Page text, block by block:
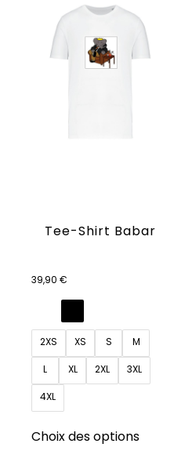
Tee-Shirt Babar
39,90 €
2XS XS S
M
L
XL 2XL
3XL
4XL
Choix des optionsproduit